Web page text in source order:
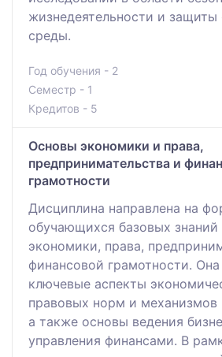
жизнедеятельности и
среды.
Год обучения - 2
Семестр - 1
Кредитов - 5
Основы экономики и права,
предпринимательства и
грамотности
Дисциплина направлена на
обучающихся базовых знаний
экономики, права,
финансовой грамотности.
ключевые аспекты
правовых норм и механизмов
а также основы ведения
управления финансами. В